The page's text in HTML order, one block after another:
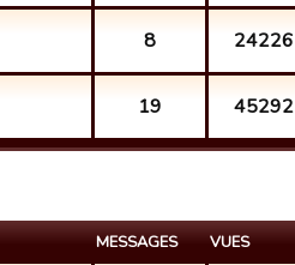
8 24226
19 45292
MESSAGES VUES